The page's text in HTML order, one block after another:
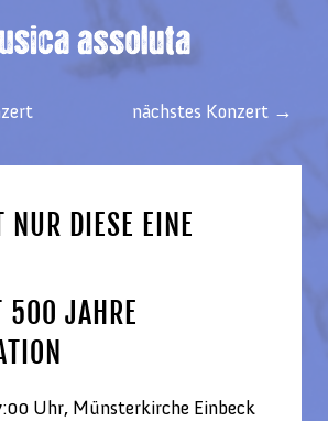
nächstes Konzert →
DIESE EINE
500 JAHRE
Uhr, Münsterkirche Einbeck